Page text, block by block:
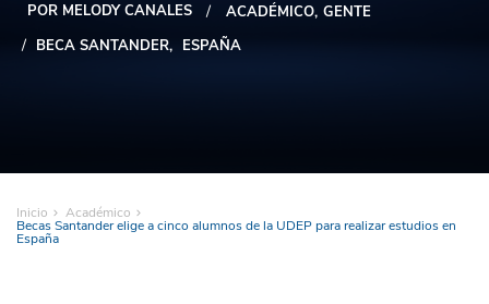
POR MELODY CANALES ACADÉMICO GENTE
BECA SANTANDER
ESPAÑA
Inicio Académico
Becas Santander elige a cinco alumnos de la UDEP para realizar estudios en
España